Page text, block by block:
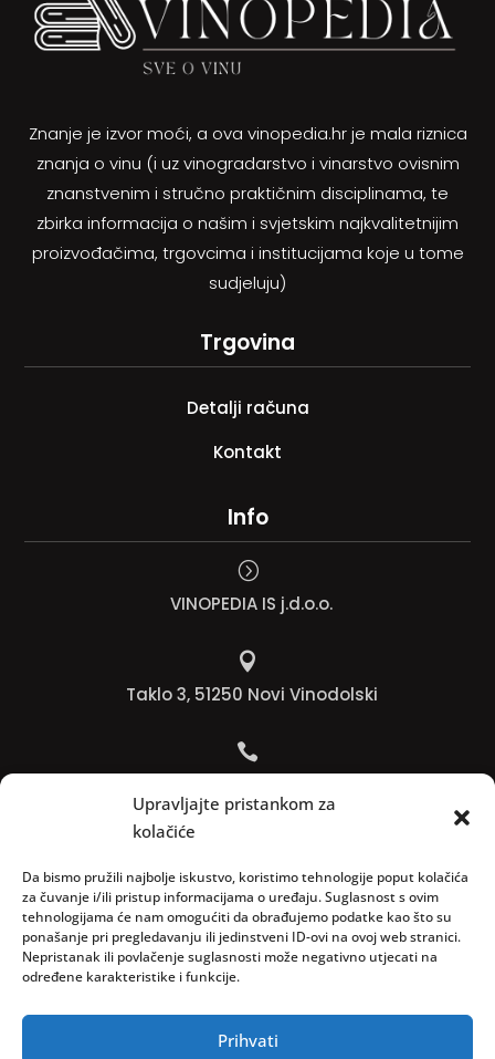
Upravljajte pristankom za
kolačiće
Da bismo pružili najbolje iskustvo, koristimo tehnologije poput kolačića
za čuvanje i/ili pristup informacijama o uređaju. Suglasnost s ovim
tehnologijama će nam omogućiti da obrađujemo podatke kao što su
ponašanje pri pregledavanju ili jedinstveni ID-ovi na ovoj web stranici.
Nepristanak ili povlačenje suglasnosti može negativno utjecati na
određene karakteristike i funkcije.
Prihvati
Znanje je izvor moći, a ova vinopedia.hr je mala riznica
znanja o vinu (i uz vinogradarstvo i vinarstvo ovisnim
znanstvenim i stručno praktičnim disciplinama, te
zbirka informacija o našim i svjetskim najkvalitetnijim
proizvođačima, trgovcima i institucijama koje u tome
sudjeluju)
Trgovina
Detalji računa
Kontakt
Info
=
VINOPEDIA IS j.d.o.o.

Taklo 3, 51250 Novi Vinodolski

Jadranko +385 91 501 4218

info@vinopedia.hr